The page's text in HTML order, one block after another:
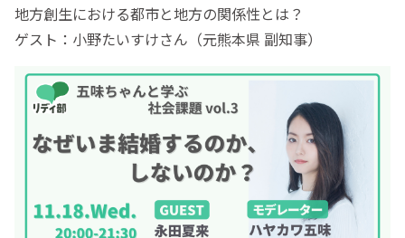
地方創生における都市と地方の関係性とは？
ゲスト：小野たいすけさん（元熊本県 副知事）